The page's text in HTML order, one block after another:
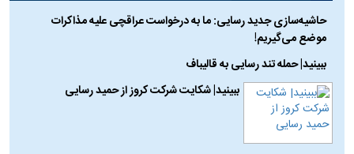
حاشیه‌سازی جدید رسایی: ما به درخواست عراقچی علیه مذاکرات
موضع می‌گیریم!
ببینید| حمله تند رسایی به قالیباف
ببینید| شکایت شرکت کروز از حمید رسایی